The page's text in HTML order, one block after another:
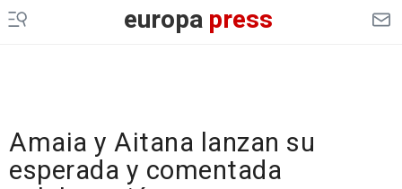
europapress
Amaia y Aitana lanzan su
esperada y comentada